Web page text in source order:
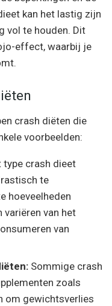
kan het lastig zijn
vol te houden. Dit
effect, waarbij je
crash diëten die
voorbeelden:
type crash dieet
te
hoeveelheden
variëren van het
van
Sommige crash
zoals
om gewichtsverlies